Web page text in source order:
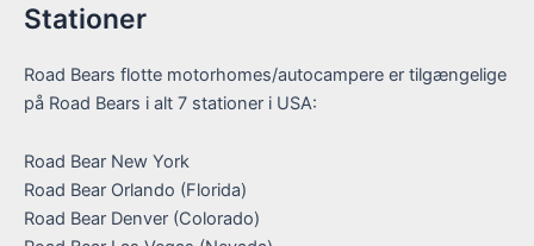
Stationer
Road Bears flotte motorhomes/autocampere er tilgængelige
på Road Bears i alt 7 stationer i USA:
Road Bear New York
Road Bear Orlando (Florida)
Road Bear Denver (Colorado)